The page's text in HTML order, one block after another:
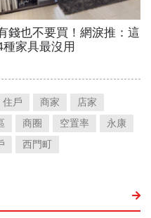
住戶 商家
店家
商圈 空置率
永康
西門町